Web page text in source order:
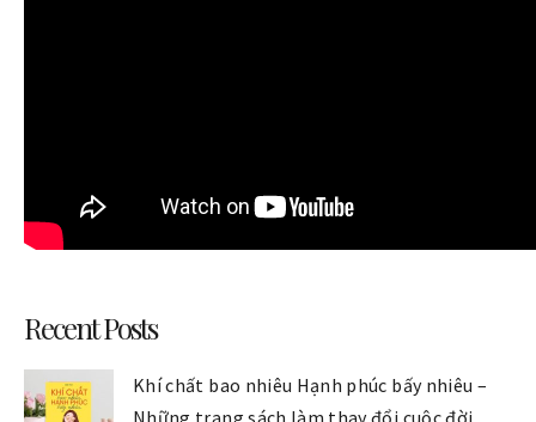
Recent Posts
Khí chất bao nhiêu Hạnh phúc bấy nhiêu –